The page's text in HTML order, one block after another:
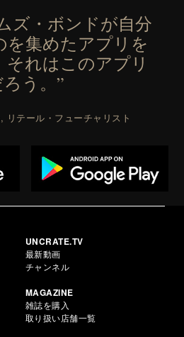
ズ・ボンドが自分
を集めたアプリを
れはこのアプリ
う。”
テール・フューチャリスト
UNCRATE.TV
最新動画
チャンネル
MAGAZINE
雑誌を購入
取り扱い店舗一覧